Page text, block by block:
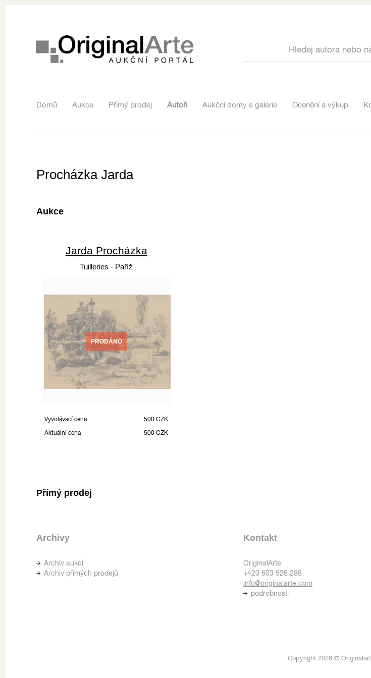
Domů Aukce Přímý prodej Autoři Aukční domy a galerie Ocenění a výkup
Procházka Jarda
Aukce
Jarda Procházka
Tuilleries - Paříž
PRODÁNO
Vyvolávací cena
500 CZK
Aktuální cena
500 CZK
Přímý prodej
Archivy
Archiv aukcí
Archiv přímých prodejů
Kontakt
OriginalArte
+420 603 526 288
info@originalarte.com
podrobnosti
Copyright 2026 ©